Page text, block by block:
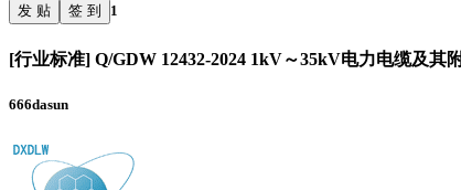
发 贴 签 到 1
[行业标准] Q/GDW 12432-2024 1kV～35kV电力电缆及其
666dasun